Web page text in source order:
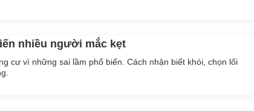
nhiều người mắc kẹt
cư vì những sai lầm phổ biến. Cách nhận biết khói, chọn lối